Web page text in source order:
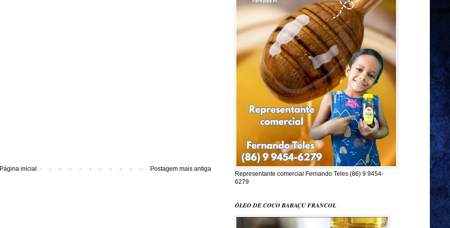
Postagem mais antiga
Página inicial
Representante comercial Fernando Teles (86) 9 9454-
6279
ÓLEO DE COCO BABAÇU FRANCOL